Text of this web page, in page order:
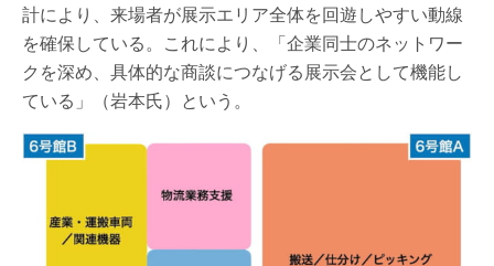
計により、来場者が展示エリア全体を回遊しやすい動線
を確保している。これにより、「企業同士のネットワー
クを深め、具体的な商談につなげる展示会として機能し
ている」（岩本氏）という。